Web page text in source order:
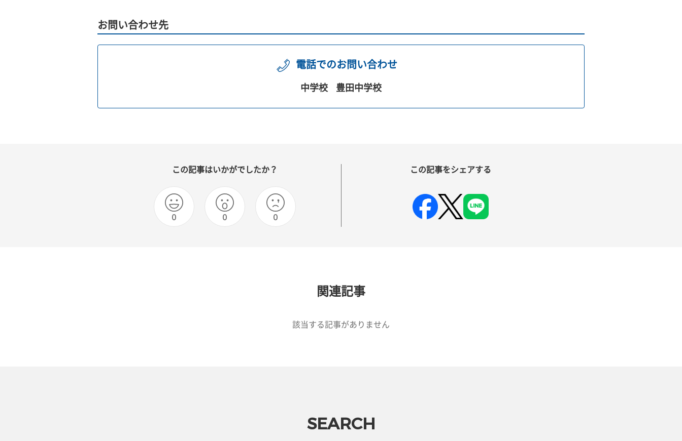
お問い合わせ先
電話でのお問い合わせ
中学校 豊田中学校
この記事はいかがでしたか？
0 0 0
この記事をシェアする
関連記事
該当する記事がありません
SEARCH